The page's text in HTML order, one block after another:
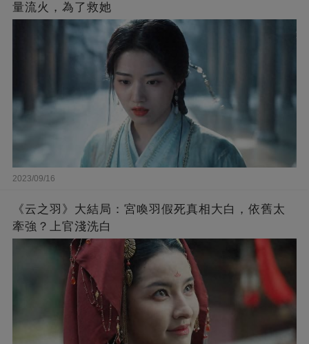
量流火，為了救她
2023/09/16
《云之羽》大結局：宮喚羽假死真相大白，依舊太
牽強？上官淺洗白